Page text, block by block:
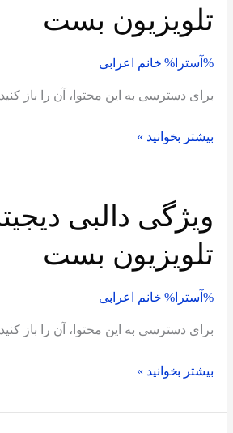
تلویزیون بست
%آسترا% خانم اعرابی
برای دسترسی به این محتوا، آن را باز کنید
Surround
تلویزیون
بست
بیشتر بخوانید »
ویژگی دالبی
تلویزیون بست
%آسترا% خانم اعرابی
برای دسترسی به این محتوا، آن را باز کنید
ویژگی
دالبی
دیجیتال
تلویزیون
بیشتر بخوانید »